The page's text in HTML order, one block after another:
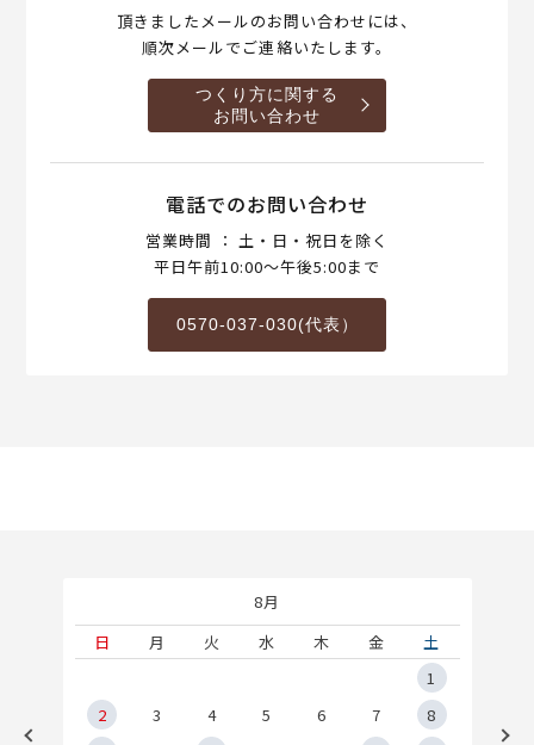
頂きましたメールのお問い合わせには、
順次メールでご連絡いたします。
つくり方に関する
お問い合わせ
電話でのお問い合わせ
営業時間 ： 土・日・祝日を除く
平日午前10:00～午後5:00まで
0570-037-030(代表）
8月
日
月 火 水 木 金
土
1
2
3 4 5 6 7
8